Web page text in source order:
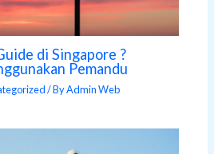
di Singapore ?
Pemandu
/ ByAdmin Web